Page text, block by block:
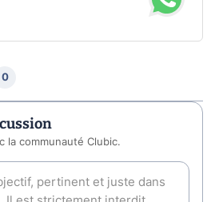
0
la communauté Clubic.